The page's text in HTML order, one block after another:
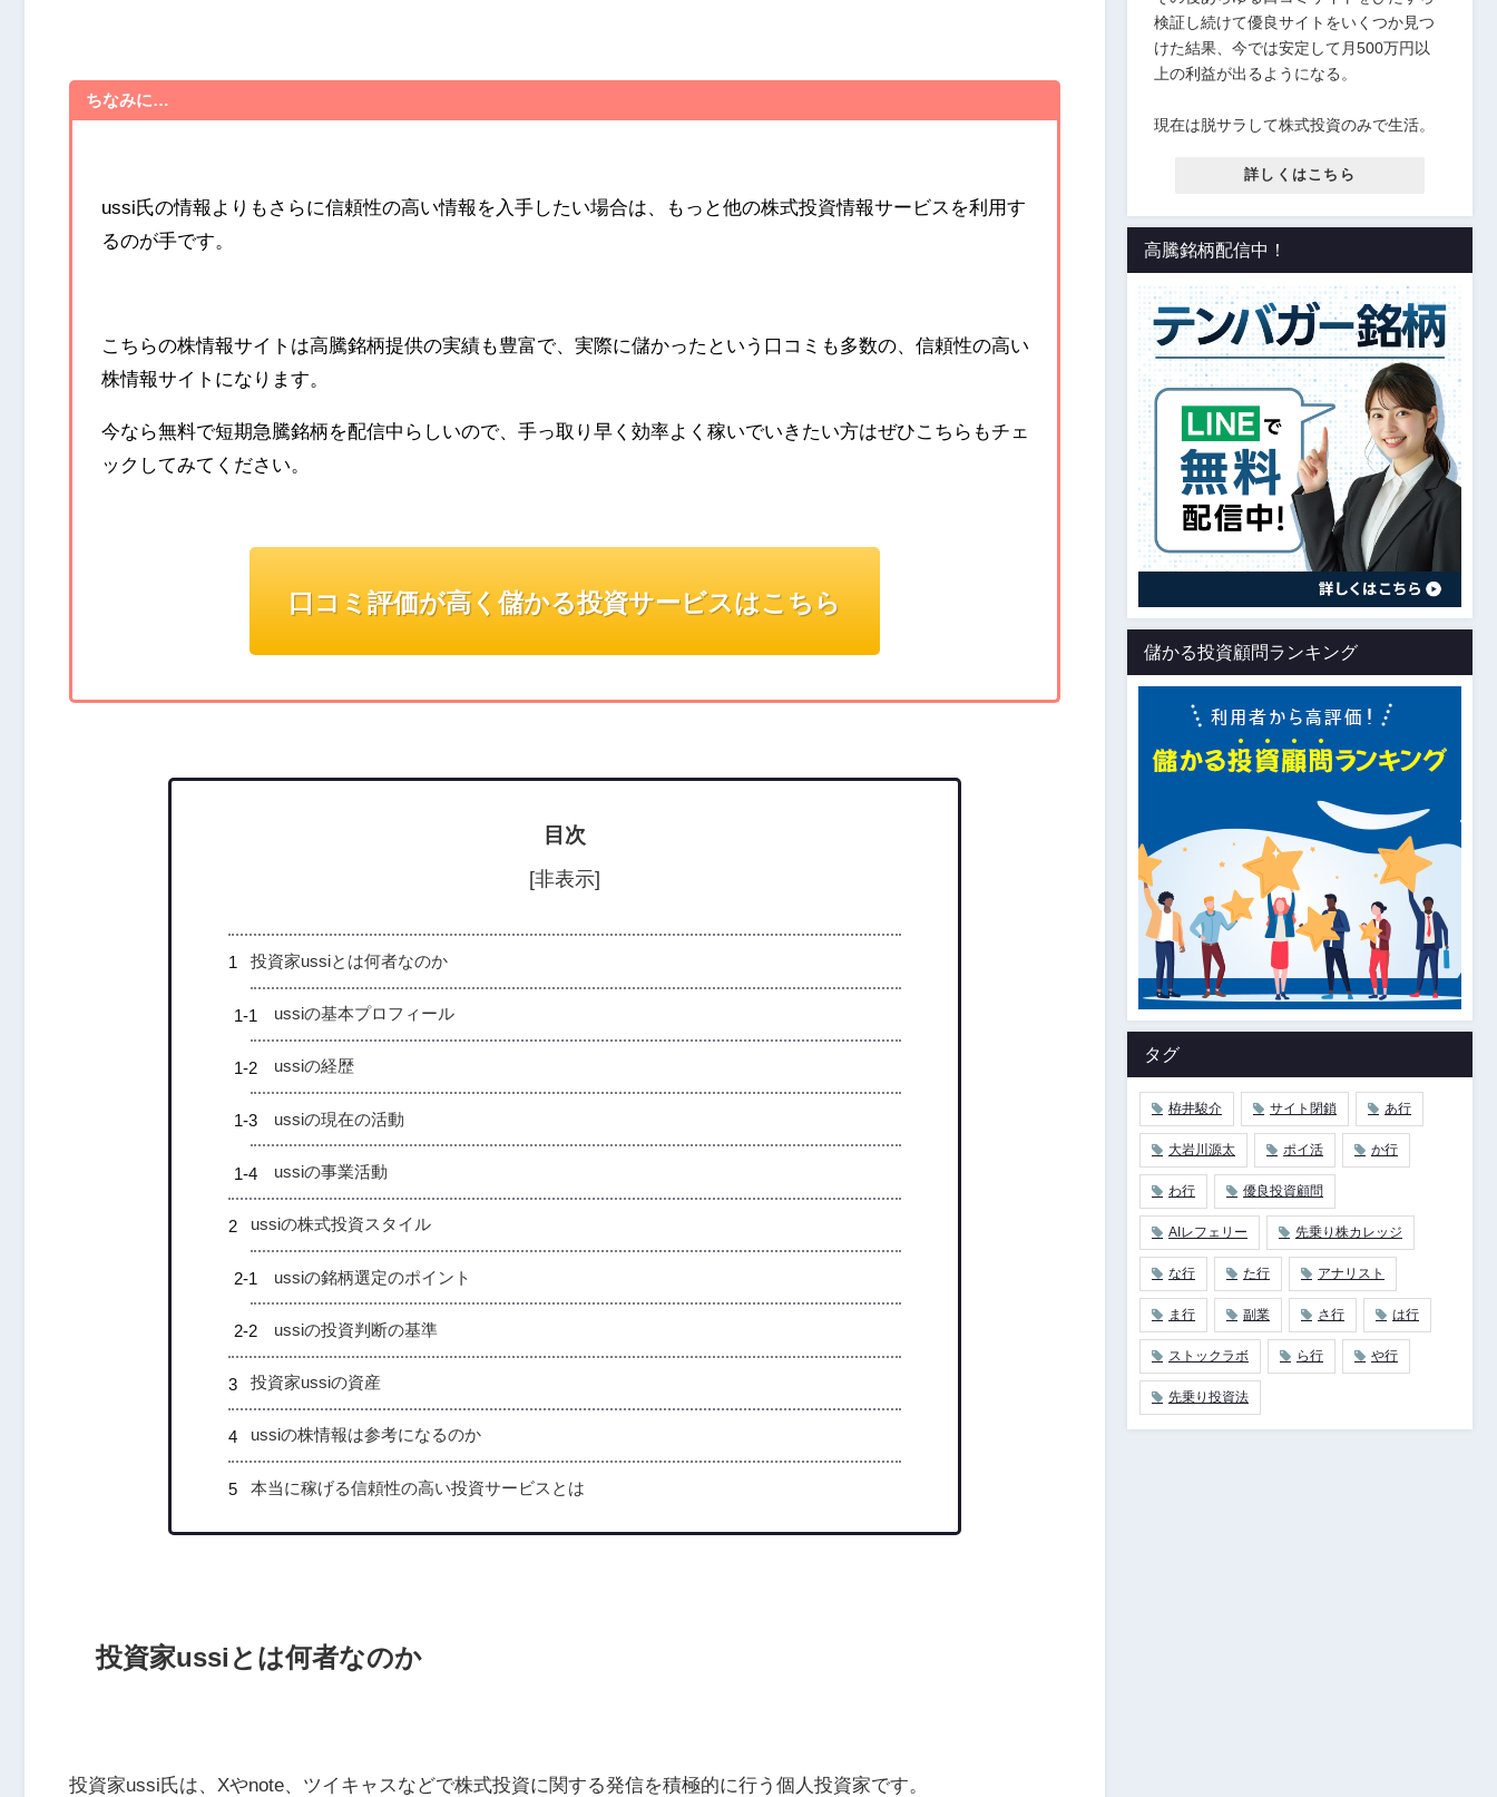
ちなみに…
ussi氏の情報よりもさらに信頼性の高い情報を入手したい場合は、もっと他の株式投資情報サービスを利用す
るのが手です。
こちらの株情報サイトは高騰銘柄提供の実績も豊富で、実際に儲かったという口コミも多数の、信頼性の高い
株情報サイトになります。
今なら無料で短期急騰銘柄を配信中らしいので、手っ取り早く効率よく稼いでいきたい方はぜひこちらもチェ
ックしてみてください。
口コミ評価が高く儲かる投資サービスはこちら
目次
[非表示]
投資家ussiとは何者なのか
ussiの基本プロフィール
ussiの経歴
ussiの現在の活動
ussiの事業活動
ussiの株式投資スタイル
ussiの銘柄選定のポイント
ussiの投資判断の基準
投資家ussiの資産
ussiの株情報は参考になるのか
本当に稼げる信頼性の高い投資サービスとは
投資家ussiとは何者なのか
投資家ussi氏は、Xやnote、ツイキャスなどで株式投資に関する発信を積極的に行う個人投資家です。
検証し続けて優良サイトをいくつか見つ
けた結果、今では安定して月500万円以
上の利益が出るようになる。
現在は脱サラして株式投資のみで生活。
詳しくはこちら
高騰銘柄配信中！
儲かる投資顧問ランキング
タグ
栫井駿介 サイト閉鎖 あ行
大岩川源太 ポイ活 か行
わ行 優良投資顧問
AIレフェリー 先乗り株カレッジ
な行 た行 アナリスト
ま行 副業 さ行 は行
ストックラボ ら行 や行
先乗り投資法